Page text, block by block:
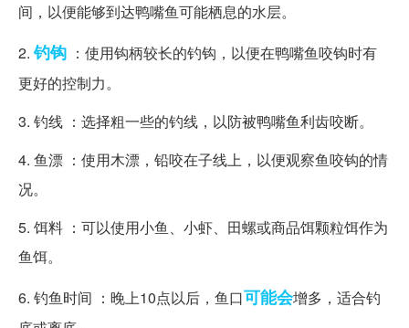
间，以便能够到达鸭嘴鱼可能栖息的水层。
2.钓钩 ：使用钩柄较长的钓钩，以便在鸭嘴鱼咬钩时有
更好的控制力。
3. 钓线 ：选择粗一些的钓线，以防被鸭嘴鱼利齿咬断。
4. 鱼漂 ：使用木漂，铅咬在子线上，以便观察鱼咬钩的情
况。
5. 饵料 ：可以使用小鱼、小虾、田螺或商品饵颗粒饵作为
鱼饵。
6. 钓鱼时间 ：晚上10点以后，鱼口可能会增多，适合钓